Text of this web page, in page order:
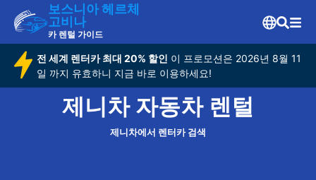
보스니아 헤르체
고비나
카 렌털 가이드
전 세계 렌터카 최대 20% 할인 이 프로모션은 2026년 8월 11
일 까지 유효하니 지금 바로 이용하세요!
제니차 자동차 렌털
제니차에서 렌터카 검색